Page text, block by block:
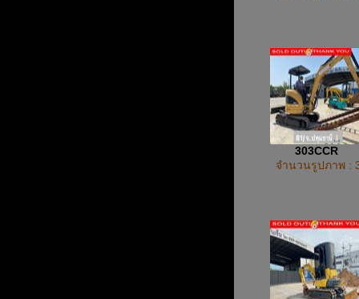
303CCR
จำนวนรูปภาพ :